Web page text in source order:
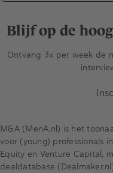
Blijf op de
Ontvang 3x per week de
M&A (MenA.nl) is het
voor (young) professionals
Equity en Venture Capital,
dealdatabase